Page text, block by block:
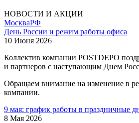
НОВОСТИ И АКЦИИ
МоскваРФ
День России и режим работы офиса
10 Июня 2026
Коллектив компании POSTDEPO
и партнеров с наступающим Днем
Обращаем внимание на изменение в
компании.
9 мая: график работы в праздничные
8 Мая 2026